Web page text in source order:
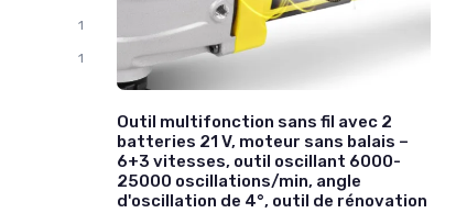
1
1
Outil multifonction sans fil avec 2
batteries 21 V, moteur sans balais –
6+3 vitesses, outil oscillant 6000-
25000 oscillations/min, angle
d'oscillation de 4°, outil de rénovation